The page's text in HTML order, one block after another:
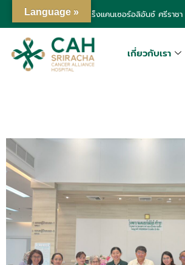
โรงพยาบาลเฉพาะทางมะเร็งแคนเซอร์อลิอันซ์ ศรีราชา
เกี่ยวกับเรา
Language »